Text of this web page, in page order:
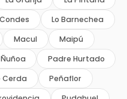
Lo Barnechea
Macul
Maipú
Ñuñoa
Padre Hurtado
Cerda
Peñaflor